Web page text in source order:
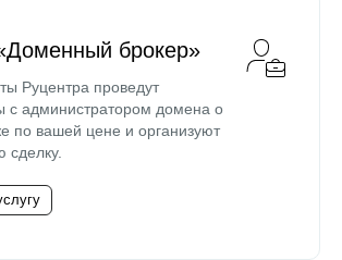
брокер»
Руцентра проведут
с администратором домена о
по вашей цене и организуют
сделку.